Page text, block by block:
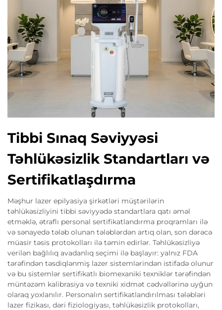
Tibbi Sınaq Səviyyəsi
Təhlükəsizlik Standartları və
Sertifikatlaşdırma
Məşhur lazer epilyasiya şirkətləri müştərilərin
təhlükəsizliyini tibbi səviyyədə standartlara qatı əməl
etməklə, ətraflı personal sertifikatlandırma proqramları ilə
və sənayedə tələb olunan tələblərdən artıq olan, son dərəcə
müasir təsis protokolları ilə təmin edirlər. Təhlükəsizliyə
verilən bağlılıq avadanlıq seçimi ilə başlayır: yalnız FDA
tərəfindən təsdiqlənmiş lazer sistemlərindən istifadə olunur
və bu sistemlər sertifikatlı biomexaniki texniklər tərəfindən
müntəzəm kalibrasiya və texniki xidmət cədvəllərinə uyğun
olaraq yoxlanılır. Personalın sertifikatlandırılması tələbləri
lazer fizikası, dəri fiziologiyası, təhlükəsizlik protokolları,